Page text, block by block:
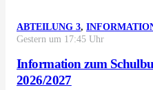
ABTEILUNG 3,
Gestern um 17:45 Uhr
Information zum
2026/2027